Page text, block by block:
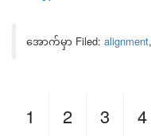
အောက်မှာ Filed: alignment,
1 2 3 4